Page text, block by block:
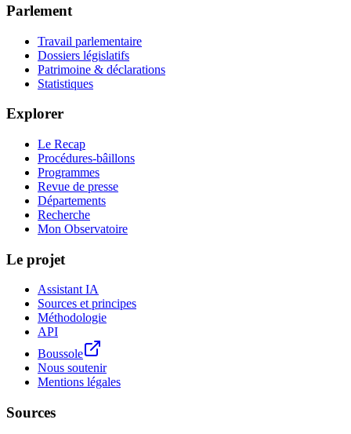
Parlement
Travail parlementaire
Dossiers législatifs
Patrimoine & déclarations
Statistiques
Explorer
Le Recap
Procédures-bâillons
Programmes
Revue de presse
Départements
Recherche
Mon Observatoire
Le projet
Assistant IA
Sources et principes
Méthodologie
API
Boussole
Nous soutenir
Mentions légales
Sources